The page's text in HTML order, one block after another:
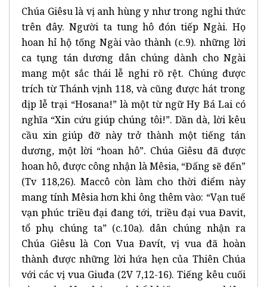
Chúa Giêsu là vị anh hùng y như trong nghi thức
trên đây. Người ta tung hô đón tiếp Ngài. Họ
hoan hỉ hộ tống Ngài vào thành (c.9). những lời
ca tụng tán dương dân chúng dành cho Ngài
mang một sắc thái lễ nghi rõ rệt. Chúng được
trích từ Thánh vịnh 118, và cũng được hát trong
dịp lễ trại “Hosana!” là một từ ngữ Hy Bá Lai có
nghĩa “Xin cứu giúp chúng tôi!”. Dần dà, lời kêu
cầu xin giúp đỡ này trở thành một tiếng tán
dương, một lời “hoan hô”. Chúa Giêsu đã được
hoan hô, được công nhận là Mêsia, “Đấng sẽ đến”
(Tv 118,26). Maccô còn làm cho thời điểm này
mang tính Mêsia hơn khi ông thêm vào: “Vạn tuế
vạn phúc triều đại đang tới, triều đại vua Đavit,
tổ phụ chúng ta” (c.10a). dân chúng nhận ra
Chúa Giêsu là Con Vua Đavít, vị vua đã hoàn
thành được những lời hứa hẹn của Thiên Chúa
với các vị vua Giuđa (2V 7,12-16). Tiếng kêu cuối